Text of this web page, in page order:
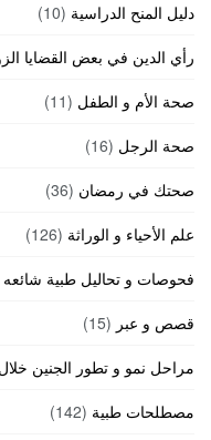
دليل المنح الدراسية (10)
رأي الدين في بعض القضايا
صحة الأم و الطفل (11)
صحة الرجل (16)
صحتك في رمضان (36)
علم الأحياء و الوراثة (126)
فحوصات و تحاليل طبية شائعه
قصص و عبر (15)
مراحل نمو و تطور الجنين
مصطلحات طبية (142)